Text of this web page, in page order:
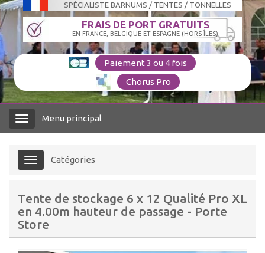
SPÉCIALISTE BARNUMS / TENTES / TONNELLES
FRAIS DE PORT GRATUITS
EN FRANCE, BELGIQUE ET ESPAGNE (HORS ÎLES)
Paiement 3 ou 4 fois
Chorus Pro
Menu Menu principal
Menu Catégories
Tente de stockage 6 x 12 Qualité Pro XL
en 4.00m hauteur de passage - Porte
Store